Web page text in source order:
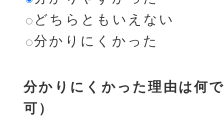
どちらともいえない
分かりにくかった
分かりにくかった理由は何
可）